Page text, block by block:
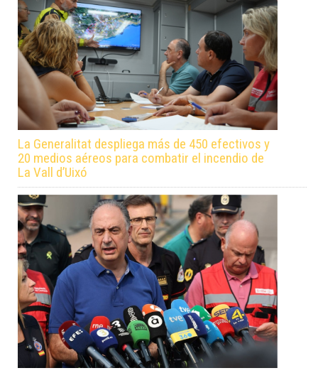
La Generalitat despliega más de 450 efectivos y
20 medios aéreos para combatir el incendio de
La Vall d’Uixó